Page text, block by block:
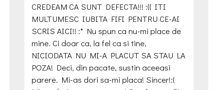
CREDEAM CA SUNT DEFECTA!!! :(( ITI
MULTUMESC IUBITA FIFI PENTRU CE-AI
SCRIS AICI!! :* Nu spun ca nu-mi place de
mine. Ci doar ca, la fel ca si tine,
NICIODATA NU MI-A PLACUT SA STAU LA
POZA! Deci, din pacate, sustin aceeasi
parere. Mi-as dori sa-mi placa! Sincer!:(